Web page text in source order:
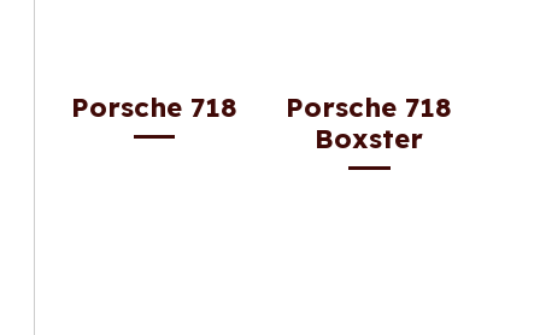
Porsche 718
Porsche 718
Boxster